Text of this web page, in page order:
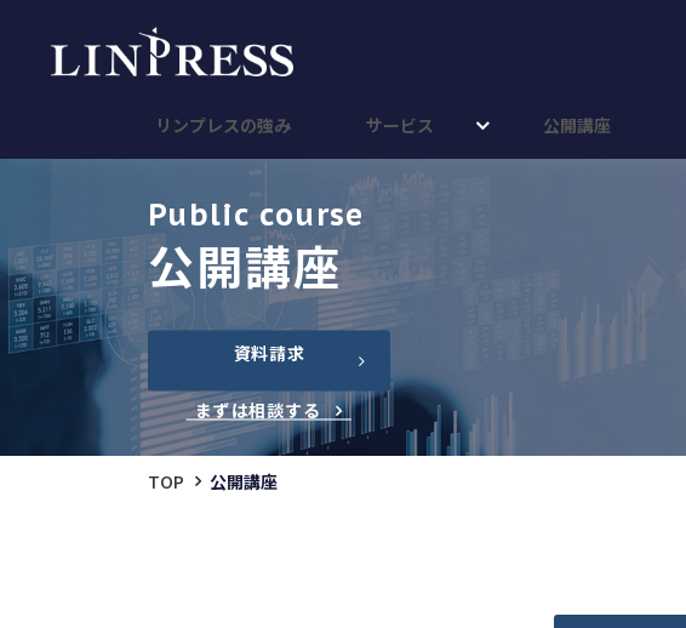
リンプレスの強み サービス 公開講座
Public course
公開講座
資料請求
まずは相談する
TOP 公開講座